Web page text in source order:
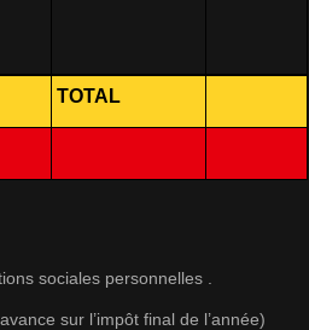
TOTAL
sociales personnelles .
sur l’impôt final de l’année)